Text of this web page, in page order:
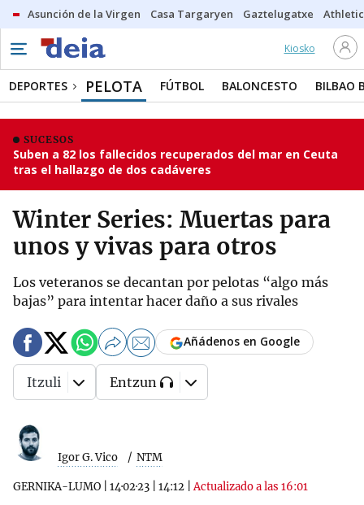
Asunción de la Virgen Casa Targaryen Gaztelugatxe Athletic
Kiosko
DEPORTES PELOTA FÚTBOL BALONCESTO BILBAO
SUCESOS
Suben a 82 los fallecidos recuperados del mar en Ceuta
tras el hallazgo de dos cadáveres
Winter Series: Muertas para
unos y vivas para otros
Los veteranos se decantan por pelotas “algo más
bajas” para intentar hacer daño a sus rivales
Igor G. Vico NTM
GERNIKA-LUMO 14·02·23 14:12 |Actualizado a las 16:01
Añádenos en Google
Itzuli Entzun